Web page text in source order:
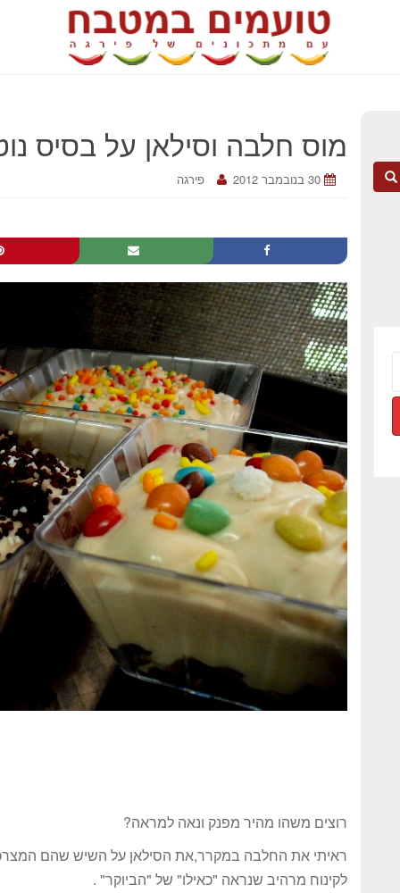
מוס חלבה וסילאן על בסיס
30 בנובמבר 2012 פירגה
רוצים משהו מהיר מפנק ונאה למראה?
ראיתי את החלבה במקרר,את הסילאן על השיש שהם
לקינוח מרהיב שנראה "כאילו" של "הביוקר" .